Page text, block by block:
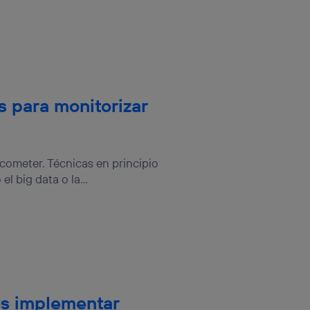
para monitorizar
Técnicas en principio
big data o la...
implementar
que